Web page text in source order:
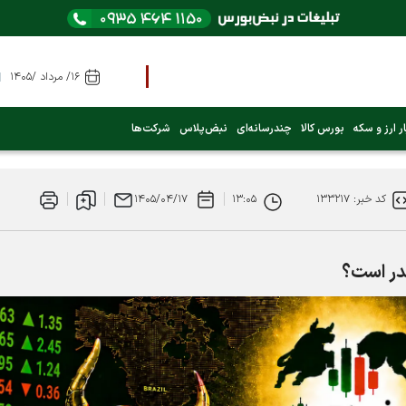
ارز و سکه بورس کالا چندرسانه‌ای نبض‌پلاس شرکت‌ها
کد خبر: ۱۳۳۲۱۷ ۱۳:۰۵ ۱۴۰۵/۰۴/۱۷